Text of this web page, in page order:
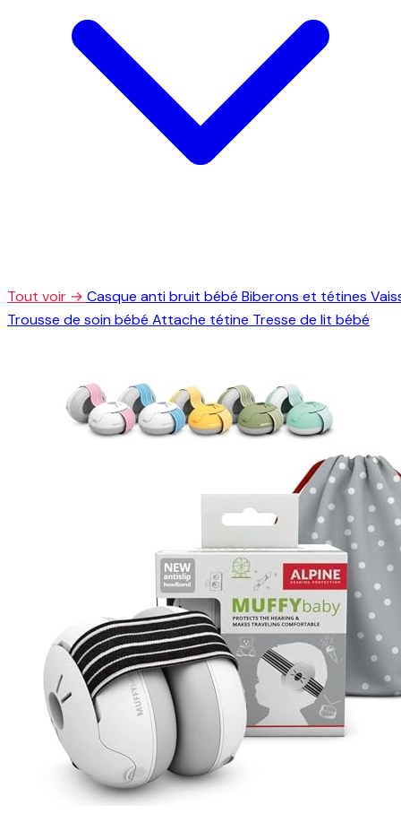
Tout voir → Casque anti bruit bébé Biberons et tétines
Trousse de soin bébé Attache tétine Tresse de lit bébé